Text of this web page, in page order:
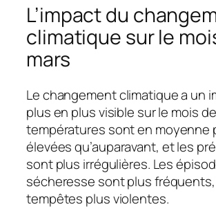
L’impact du
climatique sur le
mars
Le changement climatique a un
plus en plus visible sur le mois
températures sont en moyenne
élevées qu’auparavant, et les
sont plus irrégulières. Les
sécheresse sont plus
tempêtes plus violentes.